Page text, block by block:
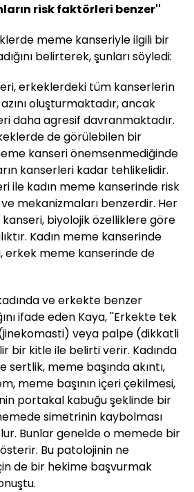
risk faktörleri benzer''
meme kanseriyle ilgili bir
belirterek, şunları söyledi:
erkeklerdeki tüm kanserlerin
oluşturmaktadır, ancak
daha agresif davranmaktadır.
de görülebilen bir
kanseri önemsenmediğinde
kanserleri kadar tehlikelidir.
ile kadın meme kanserinde risk
mekanizmaları benzerdir. Her
biyolojik özelliklere göre
Kadın meme kanserinde
erkek meme kanserinde de
ve erkekte benzer
ifade eden Kaya, ''Erkekte tek
veya palpe (dikkatli
bir kitle ile belirti verir. Kadında
sertlik, meme başında akıntı,
meme başının içeri çekilmesi,
portakal kabuğu şeklinde bir
simetrinin kaybolması
Bunlar genelde o memede bir
Bu patolojinin ne
de bir hekime başvurmak